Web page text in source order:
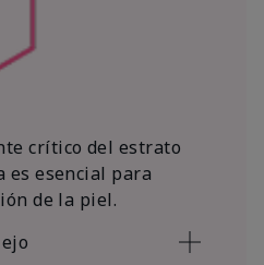
crítico del estrato
es esencial para
de la piel.